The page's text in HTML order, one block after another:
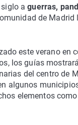
siglo aguerras,
de Madrid
este verano en
los guías
del centro de
algunos
elementos